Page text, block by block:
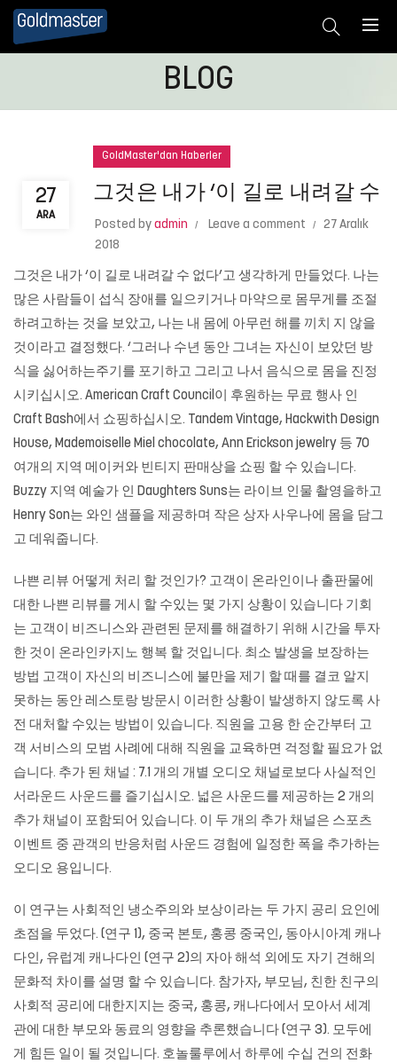
BLOG
27
ARA
GoldMaster'dan Haberler
그것은 내가 ‘이 길로 내려갈 수
Posted by admin Leave a comment
27 Aralık
2018
그것은 내가 ‘이 길로 내려갈 수 없다’고 생각하게 만들었다. 나는
많은 사람들이 섭식 장애를 일으키거나 마약으로 몸무게를 조절
하려고하는 것을 보았고, 나는 내 몸에 아무런 해를 끼치 지 않을
것이라고 결정했다. ‘그러나 수년 동안 그녀는 자신이 보았던 방
식을 싫어하는주기를 포기하고 그리고 나서 음식으로 몸을 진정
시키십시오. American Craft Council이 후원하는 무료 행사 인
Craft Bash에서 쇼핑하십시오. Tandem Vintage, Hackwith Design
House, Mademoiselle Miel chocolate, Ann Erickson jewelry 등 70
여개의 지역 메이커와 빈티지 판매상을 쇼핑 할 수 있습니다.
Buzzy 지역 예술가 인 Daughters Suns는 라이브 인물 촬영을하고
Henry Son는 와인 샘플을 제공하며 작은 상자 사우나에 몸을 담그
고 데워줍니다.
나쁜 리뷰 어떻게 처리 할 것인가? 고객이 온라인이나 출판물에
대한 나쁜 리뷰를 게시 할 수있는 몇 가지 상황이 있습니다 기회
는 고객이 비즈니스와 관련된 문제를 해결하기 위해 시간을 투자
한 것이 온라인카지노 행복 할 것입니다. 최소 발생을 보장하는
방법 고객이 자신의 비즈니스에 불만을 제기 할 때를 결코 알지
못하는 동안 레스토랑 방문시 이러한 상황이 발생하지 않도록 사
전 대처할 수있는 방법이 있습니다. 직원을 고용 한 순간부터 고
객 서비스의 모범 사례에 대해 직원을 교육하면 걱정할 필요가 없
습니다. 추가 된 채널 : 7.1 개의 개별 오디오 채널로보다 사실적인
서라운드 사운드를 즐기십시오. 넓은 사운드를 제공하는 2 개의
추가 채널이 포함되어 있습니다. 이 두 개의 추가 채널은 스포츠
이벤트 중 관객의 반응처럼 사운드 경험에 일정한 폭을 추가하는
오디오 용입니다.
이 연구는 사회적인 냉소주의와 보상이라는 두 가지 공리 요인에
초점을 두었다. (연구 1), 중국 본토, 홍콩 중국인, 동아시아계 캐나
다인, 유럽계 캐나다인 (연구 2)의 자아 해석 외에도 자기 견해의
문화적 차이를 설명 할 수 있습니다. 참가자, 부모님, 친한 친구의
사회적 공리에 대한지지는 중국, 홍콩, 캐나다에서 모아서 세계
관에 대한 부모와 동료의 영향을 추론했습니다 (연구 3). 모두에
게 힘든 일이 될 것입니다. 호놀룰루에서 하루에 수십 건의 전화